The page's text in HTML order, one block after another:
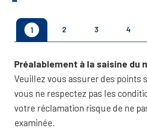
1 2 3 4
Préalablement à la saisine du
Veuillez vous assurer des points
vous ne respectez pas les
votre réclamation risque de ne
examinée.